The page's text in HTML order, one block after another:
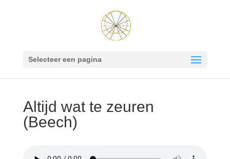
Selecteer een pagina
Altijd wat te zeuren
(Beech)